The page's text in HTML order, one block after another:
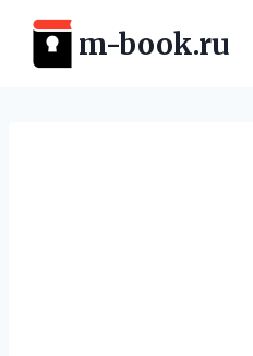
Перейти
содержимому
m-book.ru